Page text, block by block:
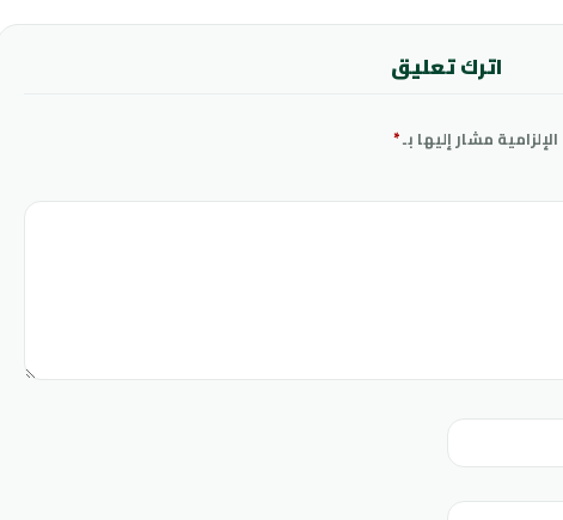
اترك تعليق
مشار إليها بـ*